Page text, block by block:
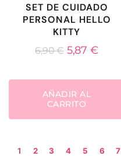
SET DE CUIDADO
PERSONAL HELLO
KITTY
6,90€ 5,87 €
AÑADIR AL
CARRITO
1 2 3 4 5 6 7